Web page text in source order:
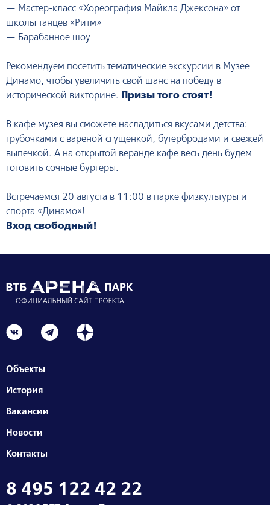
— Мастер-класс «Хореография Майкла Джексона» от
школы танцев «Ритм»
— Барабанное шоу
Рекомендуем посетить тематические экскурсии в Музее
Динамо, чтобы увеличить свой шанс на победу в
исторической викторине. Призы того стоят!
В кафе музея вы сможете насладиться вкусами детства:
трубочками с вареной сгущенкой, бутербродами и свежей
выпечкой. А на открытой веранде кафе весь день будем
готовить сочные бургеры.
Встречаемся 20 августа в 11:00 в парке физкультуры и
спорта «Динамо»!
Вход свободный!
Объекты
История
Вакансии
Новости
Контакты
8 495 122 42 22